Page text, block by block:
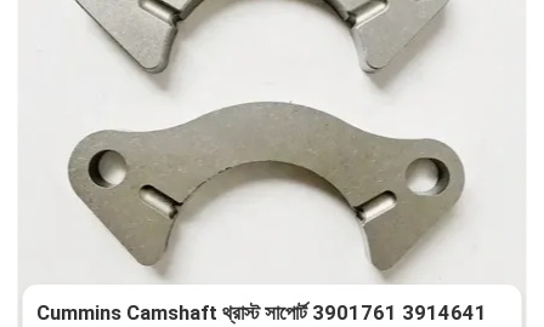
Cummins Camshaft থ্রাস্ট সাপোর্ট 3901761 3914641